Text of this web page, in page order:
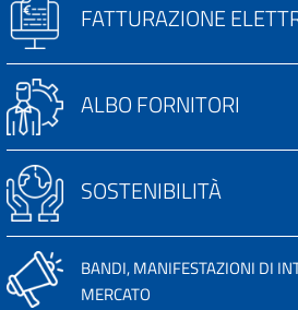
FATTURAZIONE
ALBO FORNITORI
SOSTENIBILITÀ
BANDI, MANIFESTAZIONI DI
MERCATO